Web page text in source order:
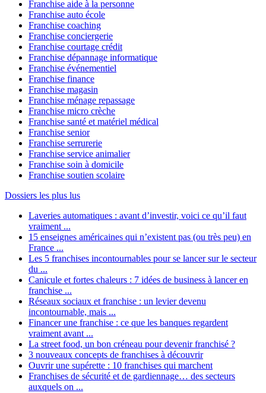
Franchise aide à la personne
Franchise auto école
Franchise coaching
Franchise conciergerie
Franchise courtage crédit
Franchise dépannage informatique
Franchise événementiel
Franchise finance
Franchise magasin
Franchise ménage repassage
Franchise micro crèche
Franchise santé et matériel médical
Franchise senior
Franchise serrurerie
Franchise service animalier
Franchise soin à domicile
Franchise soutien scolaire
Dossiers les plus lus
Laveries automatiques : avant d’investir, voici ce qu’il faut
vraiment ...
15 enseignes américaines qui n’existent pas (ou très peu) en
France ...
Les 5 franchises incontournables pour se lancer sur le secteur
du ...
Canicule et fortes chaleurs : 7 idées de business à lancer en
franchise ...
Réseaux sociaux et franchise : un levier devenu
incontournable, mais ...
Financer une franchise : ce que les banques regardent
vraiment avant ...
La street food, un bon créneau pour devenir franchisé ?
3 nouveaux concepts de franchises à découvrir
Ouvrir une supérette : 10 franchises qui marchent
Franchises de sécurité et de gardiennage… des secteurs
auxquels on ...